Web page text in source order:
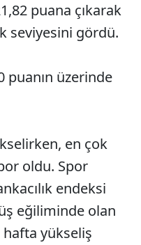
puana çıkarak
seviyesini gördü.
puanın üzerinde
en çok
oldu. Spor
endeksi
eğiliminde olan
hafta yükseliş